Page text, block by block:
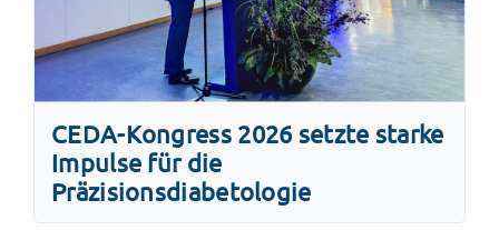
CEDA-Kongress 2026 setzte starke
Impulse für die
Präzisionsdiabetologie